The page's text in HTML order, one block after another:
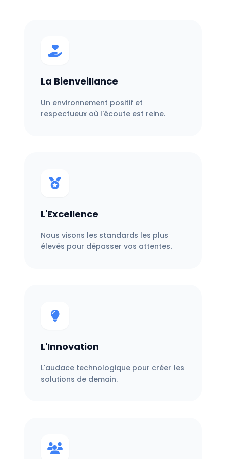
La Bienveillance
Un environnement positif et
respectueux où l'écoute est reine.
L'Excellence
Nous visons les standards les plus
élevés pour dépasser vos attentes.
L'Innovation
L'audace technologique pour créer les
solutions de demain.